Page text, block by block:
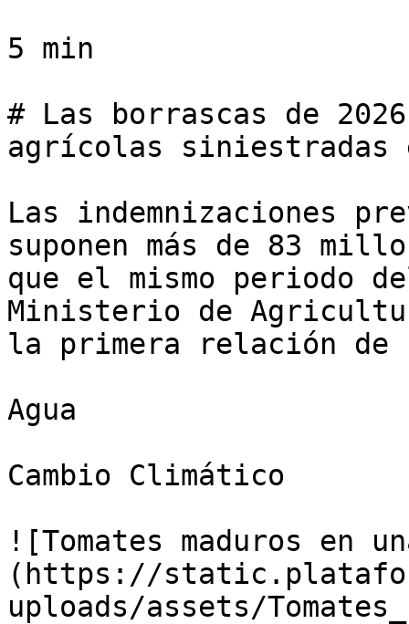
5 min
# Las borrascas de
agrícolas siniestradas
Las indemnizaciones
suponen más de 83
que el mismo periodo
Ministerio de
la primera relación de
Agua
Cambio Climático
![Tomates maduros en
(https://
uploads/assets/